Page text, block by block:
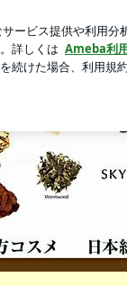
用くださいまし
お店